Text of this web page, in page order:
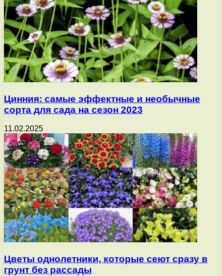
Цинния: самые эффектные и необычные
сорта для сада на сезон 2023
11.02.2025
Цветы однолетники, которые сеют сразу в
грунт без рассады